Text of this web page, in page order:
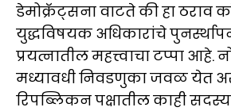
डेमोक्रॅट्सना वाटते की हा ठराव
युद्धविषयक अधिकारांचे
प्रयत्नातील महत्त्वाचा टप्पा आहे.
मध्यावधी निवडणुका जवळ येत
रिपब्लिकन पक्षातील काही